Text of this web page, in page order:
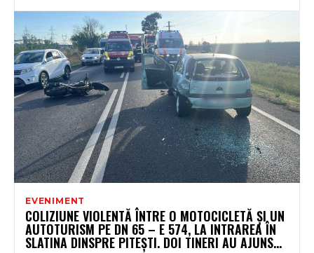
EVENIMENT
COLIZIUNE VIOLENTĂ ÎNTRE O MOTOCICLETĂ ȘI UN
AUTOTURISM PE DN 65 – E 574, LA INTRAREA ÎN
SLATINA DINSPRE PITEȘTI. DOI TINERI AU AJUNS...